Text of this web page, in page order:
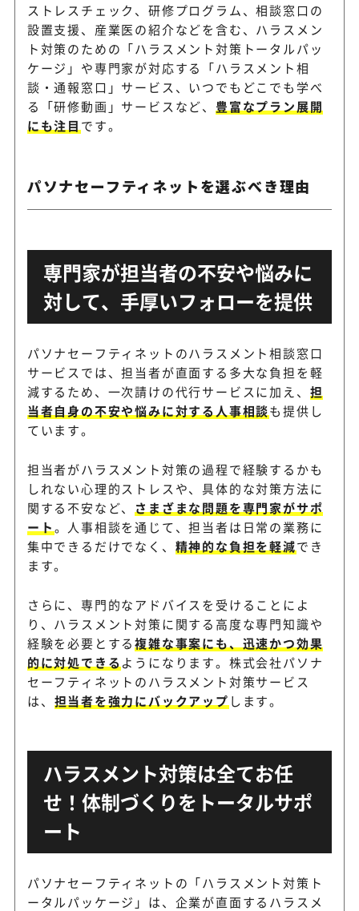
セレクションアンドバ
リエーション
認知バイアス調査・行動改善
スメント課題を解消
ヒップスターゲート
基礎知識から背景と傾向、訴
Smart相談室
相談しやすい外部窓口から職
期に拾いたい企業向け
アドバンテッジリスク
マネジメント
ハラスメント対策をメンタル
織改善と一体で進めたい企業
21世紀職業財団
研修・相談窓口・事案対応を
整えたい企業向け
ストレスチェック、研修プログラム、相談窓口の
設置支援、産業医の紹介などを含む、ハラスメン
ト対策のための「ハラスメント対策トータルパッ
ケージ」や専門家が対応する「ハラスメント相
談・通報窓口」サービス、いつでもどこでも学べ
る「研修動画」サービスなど、 豊富なプラン展開
にも注目 です。
パソナセーフティネットを選ぶべき理由
専門家が担当者の不安や悩みに
対して、手厚いフォローを提供
パソナセーフティネットのハラスメント相談窓口
サービスでは、担当者が直面する多大な負担を軽
減するため、一次請けの代行サービスに加え、 担
当者自身の不安や悩みに対する人事相談も提供し
ています。
担当者がハラスメント対策の過程で経験するかも
しれない心理的ストレスや、具体的な対策方法に
関する不安など、 さまざまな問題を専門家がサポ
ート。人事相談を通じて、担当者は日常の業務に
集中できるだけでなく、 精神的な負担を軽減でき
ます。
さらに、専門的なアドバイスを受けることによ
り、ハラスメント対策に関する高度な専門知識や
経験を必要とする複雑な事案にも、迅速かつ効果
的に対処できる ようになります。株式会社パソナ
セーフティネットのハラスメント対策サービス
は、 担当者を強力にバックアップ します。
ハラスメント対策は全てお任
せ！体制づくりをトータルサポ
ート
パソナセーフティネットの「ハラスメント対策ト
ータルパッケージ」は、企業が直面するハラスメ